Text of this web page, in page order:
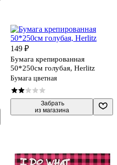
149 ₽
Бумага крепированная
50*250см голубая, Herlitz
Бумага цветная
Забрать
из магазина